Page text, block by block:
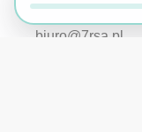
+48 886 416 786
biuro@7rsa.pl